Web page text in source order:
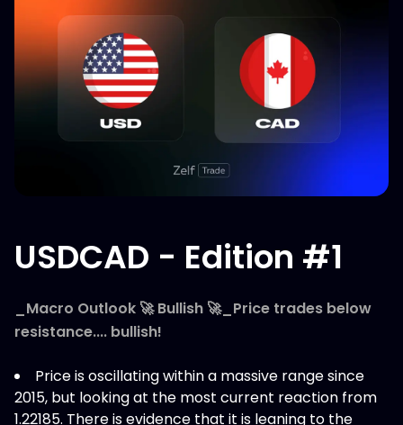
USDCAD - Edition #1
_Macro Outlook 🚀 Bullish 🚀_Price trades below
resistance.... bullish!
Price is oscillating within a massive range since
2015, but looking at the most current reaction from
1.22185. There is evidence that it is leaning to the